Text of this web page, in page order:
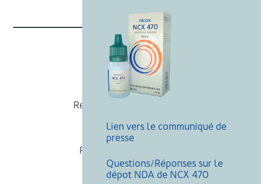
Nicox
Recevoir nos actualités
Mentions légales
Politique de cookies
Recherche
Lien vers le communiqué de
presse
Questions/Réponses sur le
dépot NDA de NCX 470